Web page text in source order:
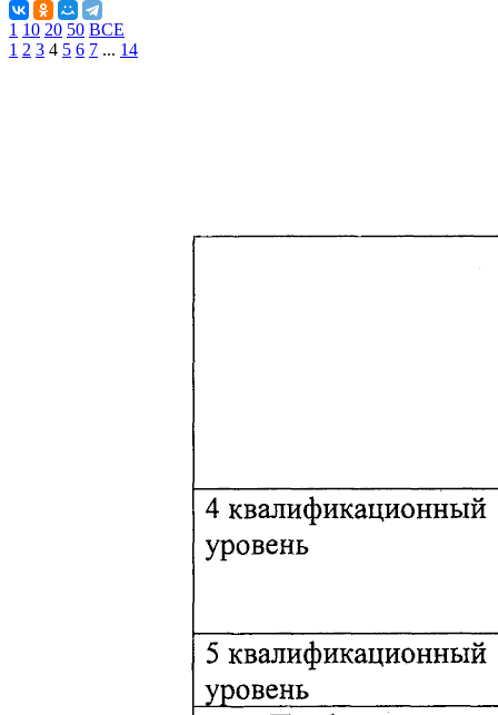
1 10 20 50 ВСЕ
1 2 3 4 5 6 7 ... 14